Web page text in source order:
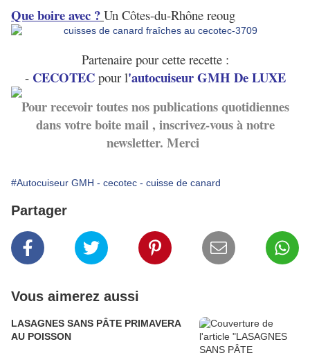
Que boire avec ? Un Côtes-du-Rhône reoug
Partenaire pour cette recette :
- CECOTECpour l'autocuiseur GMH De LUXE
Pour recevoir toutes nos publications quotidiennes
dans votre boite mail , inscrivez-vous à notre
newsletter. Merci
#Autocuiseur GMH - cecotec - cuisse de canard
Partager
Vous aimerez aussi
LASAGNES SANS PÂTE PRIMAVERA
AU POISSON